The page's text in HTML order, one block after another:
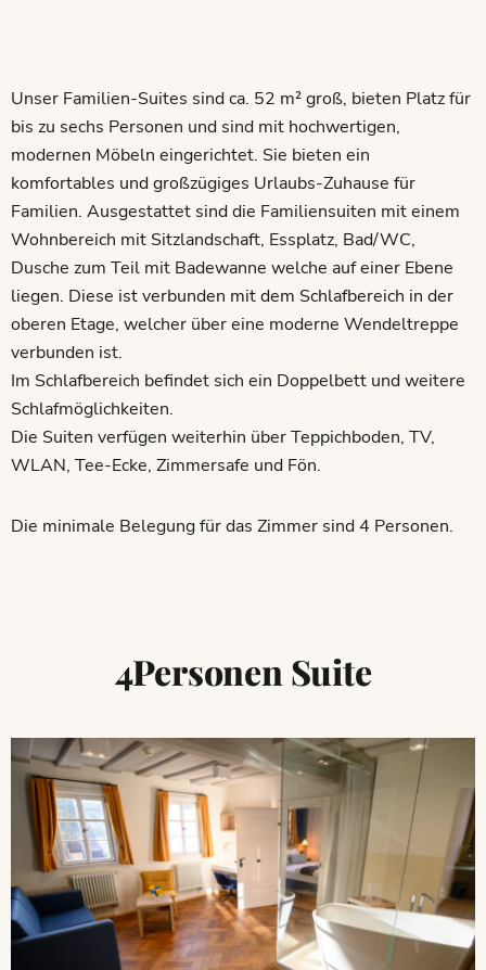
Unser Familien-Suites sind ca. 52 m² groß, bieten Platz für
bis zu sechs Personen und sind mit hochwertigen,
modernen Möbeln eingerichtet. Sie bieten ein
komfortables und großzügiges Urlaubs-Zuhause für
Familien. Ausgestattet sind die Familiensuiten mit einem
Wohnbereich mit Sitzlandschaft, Essplatz, Bad/WC,
Dusche zum Teil mit Badewanne welche auf einer Ebene
liegen. Diese ist verbunden mit dem Schlafbereich in der
oberen Etage, welcher über eine moderne Wendeltreppe
verbunden ist.
Im Schlafbereich befindet sich ein Doppelbett und weitere
Schlafmöglichkeiten.
Die Suiten verfügen weiterhin über Teppichboden, TV,
WLAN, Tee-Ecke, Zimmersafe und Fön.
Die minimale Belegung für das Zimmer sind 4 Personen.
4Personen Suite